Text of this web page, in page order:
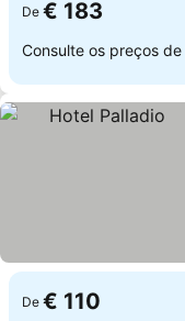
De € 183
Consulte os preços de
De € 110